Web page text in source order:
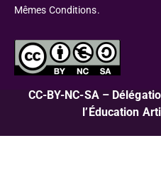
Mêmes Conditions.
CC-BY-NC-SA –
l’Éducation